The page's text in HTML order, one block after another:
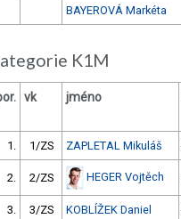
BAYEROVÁ Markéta
K1M
vk jméno
1. 1/ZS ZAPLETAL Mikuláš
2. 2/ZS HEGER Vojtěch
3. 3/ZS KOBLÍŽEK Daniel